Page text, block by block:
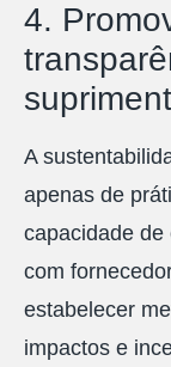
4.
A
apenas de
capacidade de
com
estabelecer
impactos e